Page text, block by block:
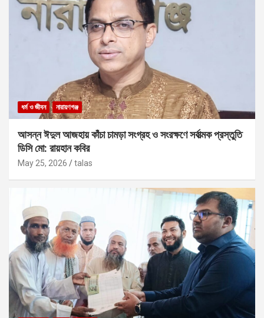
ধর্ম ও জীবন নারায়ণগঞ্জ
আসন্ন ঈদুল আজহায় কাঁচা চামড়া সংগ্রহ ও সংরক্ষণে সর্বাত্মক প্রস্তুতি
ডিসি মো: রায়হান কবির
May 25, 2026 talas